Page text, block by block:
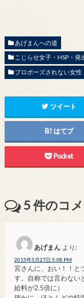
あげまんへの道
こじらせ女子・HSP・
プロポーズされない女
ツイート
はてブ
Pocket
5件のコ
あげまん より:
2015年5月27日 5:08 PM
宮さんに、おい！！と
す。自称では言わな
給料が2.5倍に）